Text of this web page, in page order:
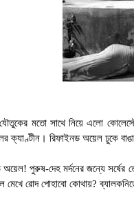
মতো সাথে নিয়ে এলো
ক্যাণ্টীন। রিফাইনড অয়েল ঢুকে
অয়েল! পুরুষ-দেহ মর্দনের জন্যে সর্ষের
মেখে রোদ পোহাবো কোথায়?